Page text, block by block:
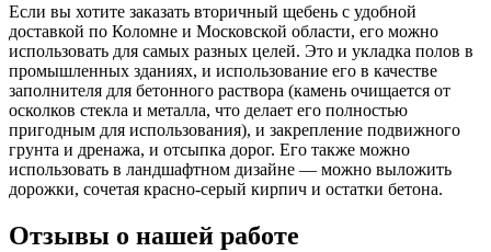
Если вы хотите заказать вторичный щебень с удобной
доставкой по Коломне и Московской области, его можно
использовать для самых разных целей. Это и укладка полов в
промышленных зданиях, и использование его в качестве
заполнителя для бетонного раствора (камень очищается от
осколков стекла и металла, что делает его полностью
пригодным для использования), и закрепление подвижного
грунта и дренажа, и отсыпка дорог. Его также можно
использовать в ландшафтном дизайне — можно выложить
дорожки, сочетая красно-серый кирпич и остатки бетона.
Отзывы о нашей работе